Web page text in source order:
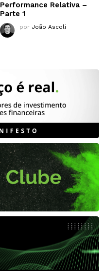
Performance Relativa –
Parte 1
por João Ascoli